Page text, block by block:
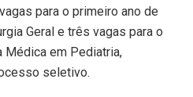
para o primeiro ano de
Geral e três vagas para o
Médica em Pediatria,
seletivo.